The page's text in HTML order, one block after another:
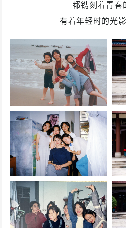
都镌刻着青春
有着年轻时的光影